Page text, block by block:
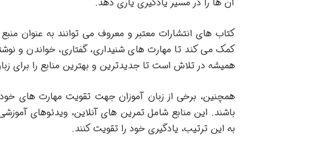
کتاب های انتشارات معتبر و معروف می توانند به عنوان
کمک می کند تا مهارت های شنیداری، گفتاری، خواندن و
همیشه در تلاش است تا جدیدترین و بهترین منابع را برای
همچنین، برخی از زبان آموزان جهت تقویت مهارت های
باشند. این منابع شامل تمرین های آنلاین، ویدئوهای
به این ترتیب، یادگیری خود را تقویت کنند.